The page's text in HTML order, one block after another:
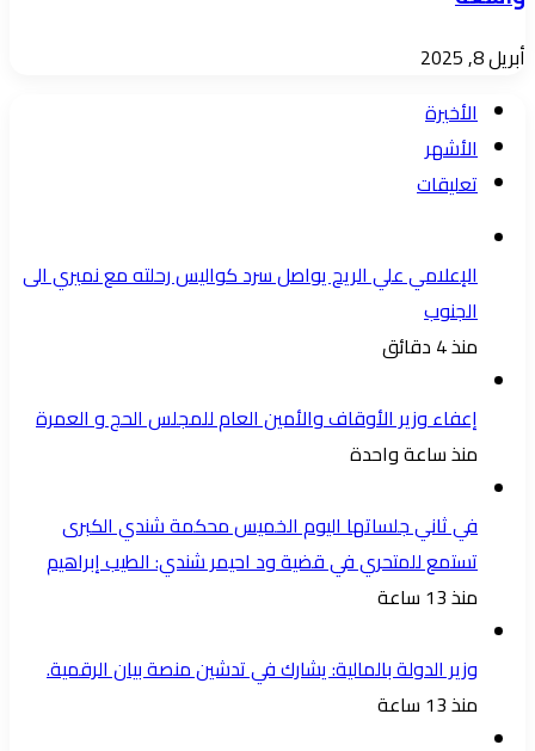
أبريل 8, 2025
الأخيرة
الأشهر
تعليقات
الإعلامي علي الريح يواصل سرد كواليس رحلته مع نميري الى
الجنوب
منذ 4 دقائق
إعفاء وزير الأوقاف والأمين العام للمجلس الحج و العمرة
منذ ساعة واحدة
في ثاني جلساتها اليوم الخميس محكمة شندي الكبرى
تستمع للمتحري في قضية ود احيمر شندي: الطيب إبراهيم
منذ 13 ساعة
وزير الدولة بالمالية: يشارك في تدشين منصة بيان الرقمية.
منذ 13 ساعة